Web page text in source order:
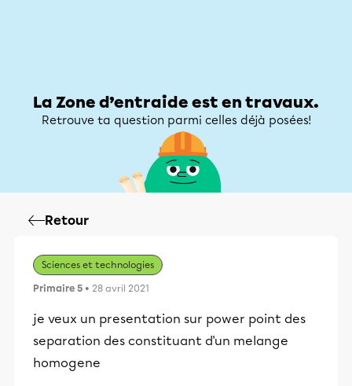
La Zone d’entraide est en travaux.
Retrouve ta question parmi celles déjà posées!
Retour
Sciences et technologies
Primaire 5 • 28 avril 2021
je veux un presentation sur power point des
separation des constituant d'un melange
homogene